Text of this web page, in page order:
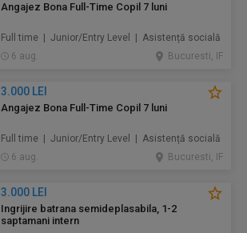
Angajez Bona Full-Time Copil 7 luni
Full time | Junior/Entry Level | Asistență socială
6 aug.
Bucuresti, IF
3.000 LEI
Angajez Bona Full-Time Copil 7 luni
Full time | Junior/Entry Level | Asistență socială
6 aug.
Bucuresti, IF
3.000 LEI
Ingrijire batrana semideplasabila, 1-2
saptamani intern